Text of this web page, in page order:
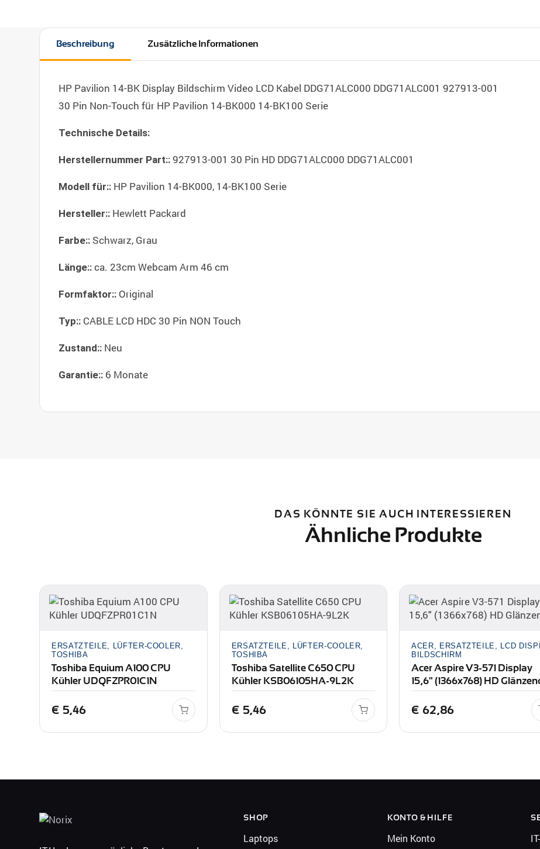
Beschreibung Zusätzliche Informationen
HP Pavilion 14-BK Display Bildschirm Video LCD Kabel DDG71ALC000 DDG71ALC001 927913-001
30 Pin Non-Touch für HP Pavilion 14-BK000 14-BK100 Serie
Technische Details:
Herstellernummer Part:: 927913-001 30 Pin HD DDG71ALC000 DDG71ALC001
Modell für:: HP Pavilion 14-BK000, 14-BK100 Serie
Hersteller:: Hewlett Packard
Farbe:: Schwarz, Grau
Länge:: ca. 23cm Webcam Arm 46 cm
Formfaktor:: Original
Typ:: CABLE LCD HDC 30 Pin NON Touch
Zustand:: Neu
Garantie:: 6 Monate
DAS KÖNNTE SIE AUCH INTERESSIEREN
Ähnliche Produkte
ERSATZTEILE, LÜFTER-COOLER,
TOSHIBA
Toshiba Equium A100 CPU
Kühler UDQFZPR01C1N
€ 5,46
ERSATZTEILE, LÜFTER-COOLER,
TOSHIBA
Toshiba Satellite C650 CPU
Kühler KSB06105HA-9L2K
€ 5,46
ACER, ERSATZTEILE, LCD
BILDSCHIRM
Acer Aspire V3-571 Display
15,6" (1366x768) HD
€ 62,86
SHOP
Laptops
KONTO & HILFE
Mein Konto